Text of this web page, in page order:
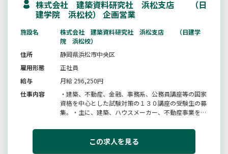
株式会社 建築資料研究社 浜松支店 （日
建学院 浜松校） 企画営業
施設名
株式会社 建築資料研究社 浜松支店 （日建学
院 浜松校）
住所
静岡県浜松市中央区
雇用形態
正社員
給与
月給 296,250円
仕事内容
・建築、不動産、金融、事務系、公務員講座等の国家
資格を中心とした試験対策の１３０講座の受験生の募
集。・主に、建築、ハウスメーカー、不動産事業を行
ます。自家用車を使用して頂きます。（車両手当支
給）※男性・女性共に活躍中。応募お待ちしていま
この求人を見る